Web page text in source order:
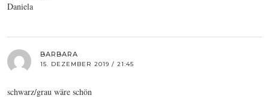
Daniela
BARBARA
15. DEZEMBER 2019 / 21:45
schwarz/grau wäre schön